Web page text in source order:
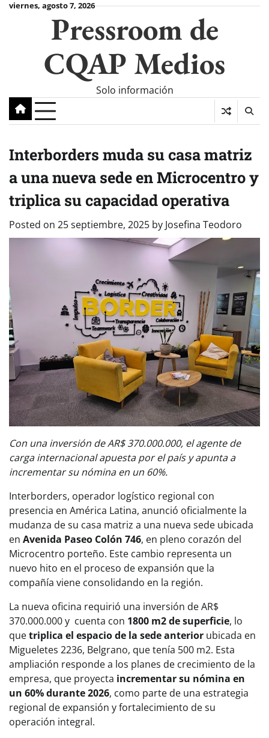
Skipviernes, agosto 7, 2026
Pressroom de
CQAP Medios
Solo información
Interborders muda su casa matriz
a una nueva sede en Microcentro y
triplica su capacidad operativa
Posted on 25 septiembre, 2025 by Josefina Teodoro
Con una inversión de AR$ 370.000.000, el agente de
carga internacional apuesta por el país y apunta a
incrementar su nómina en un 60%.
Interborders, operador logístico regional con
presencia en América Latina, anunció oficialmente la
mudanza de su casa matriz a una nueva sede ubicada
en Avenida Paseo Colón 746, en pleno corazón del
Microcentro porteño. Este cambio representa un
nuevo hito en el proceso de expansión que la
compañía viene consolidando en la región.
La nueva oficina requirió una inversión de AR$
370.000.000 y cuenta con 1800 m2 de superficie, lo
quetriplica el espacio de la sede anterior ubicada en
Migueletes 2236, Belgrano, que tenía 500 m2. Esta
ampliación responde a los planes de crecimiento de la
empresa, que proyecta incrementar su nómina en
un 60% durante 2026, como parte de una estrategia
regional de expansión y fortalecimiento de su
operación integral.